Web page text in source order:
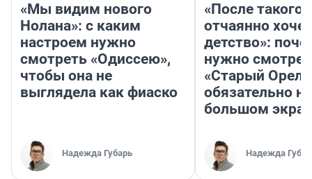
«Мы видим нового
Нолана»: с каким
настроем нужно
смотреть «Одиссею»,
чтобы она не
выглядела как фиаско
Надежда Губарь
«После такого
отчаянно
детство»:
нужно
«Старый
обязательно на
большом
Надежда